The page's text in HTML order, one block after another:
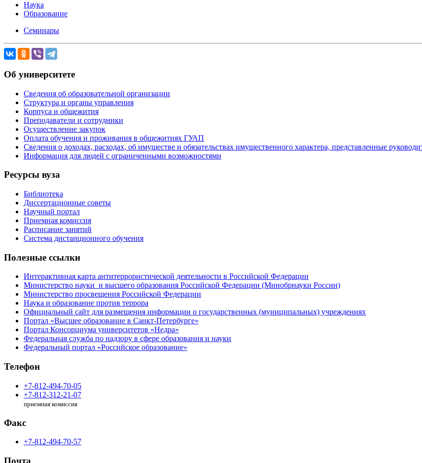
Наука
Образование
Семинары
Об университете
Сведения об образовательной организации
Структура и органы управления
Корпуса и общежития
Преподаватели и сотрудники
Осуществление закупок
Оплата обучения и проживания в общежитиях ГУАП
Сведения о доходах, расходах, об имуществе и обязательствах имущественного характера, представленные
Информация для людей с ограниченными возможностями
Ресурсы вуза
Библиотека
Диссертационные советы
Научный портал
Приемная комиссия
Расписание занятий
Система дистанционного обучения
Полезные ссылки
Интерактивная карта антитеррористической деятельности в Российской Федерации
Министерство науки и высшего образования Российской Федерации (Минобрнауки России)
Министерство просвещения Российской Федерации
Наука и образование против террора
Официальный сайт для размещения информации о государственных (муниципальных) учреждениях
Портал «Высшее образование в Санкт-Петербурге»
Портал Консорциума университетов «Недра»
Федеральная служба по надзору в сфере образования и науки
Федеральный портал «Российское образование»
Телефон
+7-812-494-70-05
+7-812-312-21-07
приемная комиссия
Факс
+7-812-494-70-57
Почта